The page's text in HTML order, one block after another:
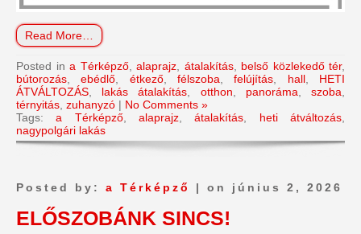
Read More…
Posted in a Térképző, alaprajz átalakítás, belső közlekedő tér,
bútorozás ,ebédlő étkező,félszoba ,felújítás hall, HETI
ÁTVÁLTOZÁS
lakás átalakítás otthon panoráma ,szoba
térnyitás zuhanyzó | No Comments »
Tags:a Térképző,alaprajz ,átalakítás heti átváltozás
nagypolgári lakás
Posted by: a Térképző | on június 2, 2026
ELŐSZOBÁNK SINCS!